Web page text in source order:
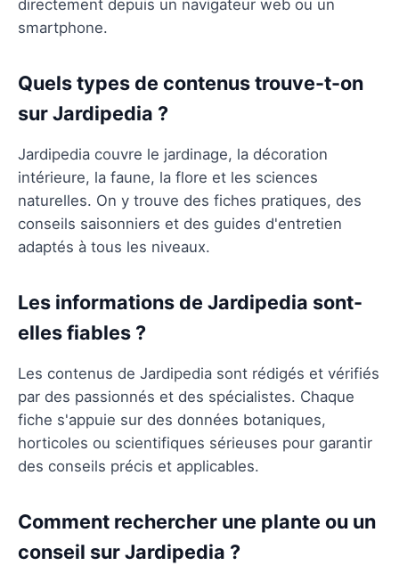
directement depuis un navigateur web ou un
smartphone.
Quels types de contenus trouve-t-on
sur Jardipedia ?
Jardipedia couvre le jardinage, la décoration
intérieure, la faune, la flore et les sciences
naturelles. On y trouve des fiches pratiques, des
conseils saisonniers et des guides d'entretien
adaptés à tous les niveaux.
Les informations de Jardipedia sont-
elles fiables ?
Les contenus de Jardipedia sont rédigés et vérifiés
par des passionnés et des spécialistes. Chaque
fiche s'appuie sur des données botaniques,
horticoles ou scientifiques sérieuses pour garantir
des conseils précis et applicables.
Comment rechercher une plante ou un
conseil sur Jardipedia ?